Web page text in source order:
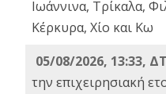
Ιωάννινα, Τρίκαλα,
Κέρκυρα, Χίο και Κω
05/08/2026, 13:33,
την επιχειρησιακή